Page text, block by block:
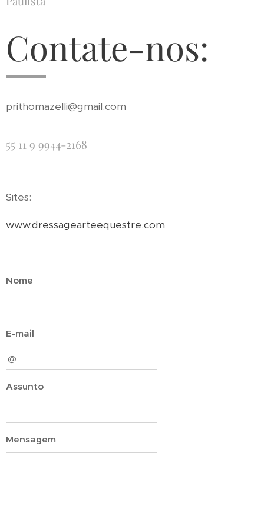
Contate-nos:
prithomazelli@gmail.com
55 11 9 9944-2168
Sites:
www.dressagearteequestre.com
Nome
E-mail
Assunto
Mensagem